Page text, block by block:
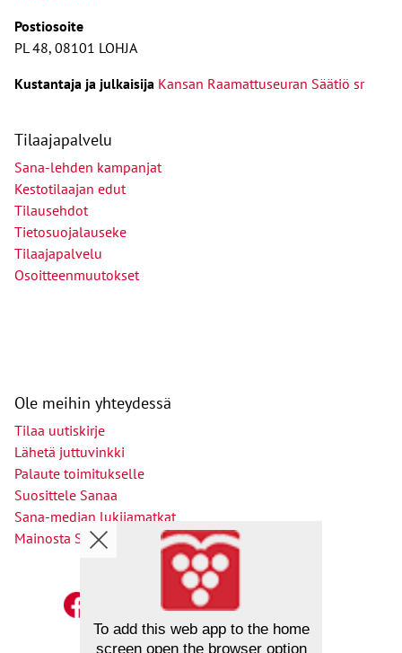
Postiosoite
PL 48, 08101 LOHJA
Kustantaja ja julkaisija Kansan Raamattuseuran Säätiö sr
Tilaajapalvelu
Sana-lehden kampanjat
Kestotilaajan edut
Tilausehdot
Tietosuojalauseke
Tilaajapalvelu
Osoitteenmuutokset
Ole meihin yhteydessä
Tilaa uutiskirje
Lähetä juttuvinkki
Palaute toimitukselle
Suosittele Sanaa
Sana-median lukijamatkat
Mainosta Sana-mediassa
To add this web app to the home
screen open the browser option